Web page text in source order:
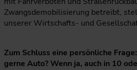
Zwangsdemobilisierung betreibt,
unserer Wirtschafts- und
Zum Schluss eine persönliche
gerne Auto? Wenn ja, auch in 10